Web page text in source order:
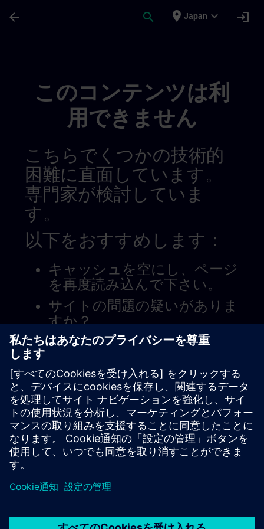
arrow_back search place Japan expand_more login
このコンテンツは利
用できません
こちらでくつかの技術的
困難に直面しています。
専門家が検討していま
す。
以下をおすすめします：
キャッシュを空にし、ページ
を再度読み込んで下さい。
サイトの問題の疑いがありま
すか？
問題を報告